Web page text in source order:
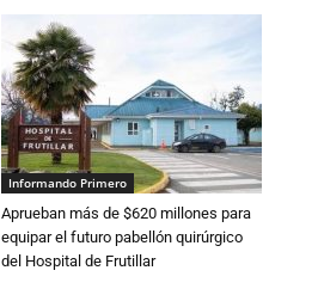
Informando Primero
Aprueban más de $620 millones para
equipar el futuro pabellón quirúrgico
del Hospital de Frutillar